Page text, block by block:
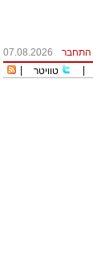
התחבר
07.08.2026
טוויטר